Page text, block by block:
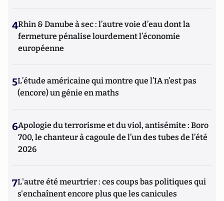
4Rhin & Danube à sec : l’autre voie d’eau dont la
fermeture pénalise lourdement l’économie
européenne
5L’étude américaine qui montre que l’IA n’est pas
(encore) un génie en maths
6Apologie du terrorisme et du viol, antisémite : Boro
700, le chanteur à cagoule de l’un des tubes de l’été
2026
7L'autre été meurtrier : ces coups bas politiques qui
s'enchaînent encore plus que les canicules